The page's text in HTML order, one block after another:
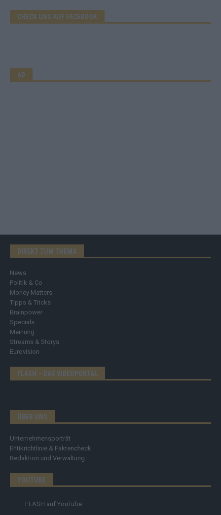
CHECK UNS AUF FACEBOOK
AD
DIREKT ZUM THEMA
News
Politik & Co
Money Matters
Tipps & Tricks
Brainpower
Specials
Meinung
Streams & Storys
Eurovision
FLASH – DAS VIDEOPORTAL
ÜBER UNS
Unternehmensporträt
Ehtikrichtlinie & Faktencheck
Redaktion und Verwaltung
YOUTUBE
FLASH auf YouTube